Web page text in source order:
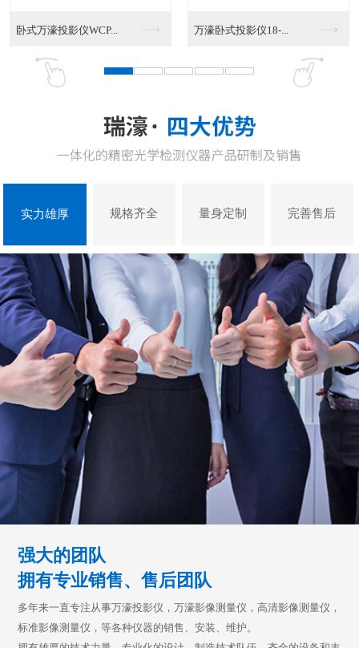
VMS-4030G影... VMS-3020G影...
实力雄厚 规格齐全 量身定制 完善售后
强大的团队
拥有专业销售、售后团队
多年来一直专注从事万濠投影仪，万濠影像测量仪，高清影像测量仪，
标准影像测量仪，等各种仪器的销售、安装、维护。